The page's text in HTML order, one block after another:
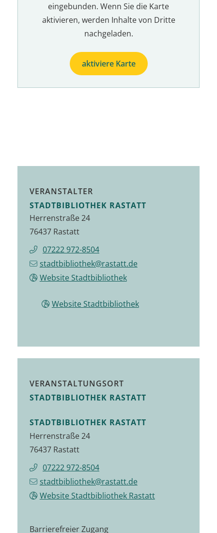
eingebunden. Wenn Sie die Karte
aktivieren, werden Inhalte von Dritte
nachgeladen.
aktiviere Karte
VERANSTALTER
STADTBIBLIOTHEK RASTATT
Herrenstraße 24
76437 Rastatt
07222 972-8504
stadtbibliothek@rastatt.de
Website Stadtbibliothek
Website Stadtbibliothek
VERANSTALTUNGSORT
STADTBIBLIOTHEK RASTATT
STADTBIBLIOTHEK RASTATT
Herrenstraße 24
76437 Rastatt
07222 972-8504
stadtbibliothek@rastatt.de
Website Stadtbibliothek Rastatt
Barrierefreier Zugang